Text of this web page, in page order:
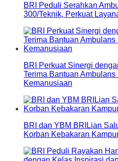
BRI Peduli Serahkan
300/Teknik, Perkuat
BRI Perkuat Sinergi
Terima Bantuan
Kemanusiaan
BRI dan YBM BRILian
Korban Kebakaran